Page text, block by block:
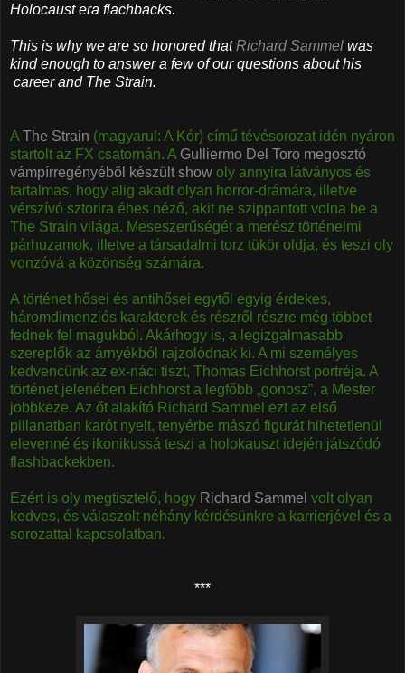
Holocaust era flachbacks.
This is why we are so honored thatRichard Sammel was
kind enough to answer a few of our questions about his
career and The Strain.
A The Strain (magyarul: A Kór) című tévésorozat idén nyáron
startolt az FX csatornán. A Gulliermo Del Toro megosztó
vámpírregényéből készült show oly annyira látványos és
tartalmas, hogy alig akadt olyan horror-drámára, illetve
vérszívó sztorira éhes néző, akit ne szippantott volna be a
The Strain világa. Meseszerűségét a merész történelmi
párhuzamok, illetve a társadalmi torz tükör oldja, és teszi oly
vonzóvá a közönség számára.
A történet hősei és antihősei egytől egyig érdekes,
háromdimenziós karakterek és részről részre még többet
fednek fel magukból. Akárhogy is, a legizgalmasabb
szereplők az árnyékból rajzolódnak ki. A mi személyes
kedvencünk az ex-náci tiszt, Thomas Eichhorst portréja. A
történet jelenében Eichhorst a legfőbb „gonosz”, a Mester
jobbkeze. Az őt alakító Richard Sammel ezt az első
pillanatban karót nyelt, tenyérbe mászó figurát hihetetlenül
elevenné és ikonikussá teszi a holokauszt idején játszódó
flashbackekben.
Ezért is oly megtisztelő, hogy Richard Sammel volt olyan
kedves, és válaszolt néhány kérdésünkre a karrierjével és a
sorozattal kapcsolatban.
***